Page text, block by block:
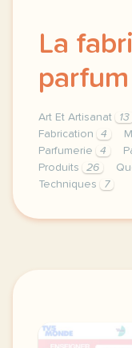
La
parfum
Art Et Artisanat 13
Fabrication
4
Parfumerie
4
Produits
26
Techniques
7
theme art et